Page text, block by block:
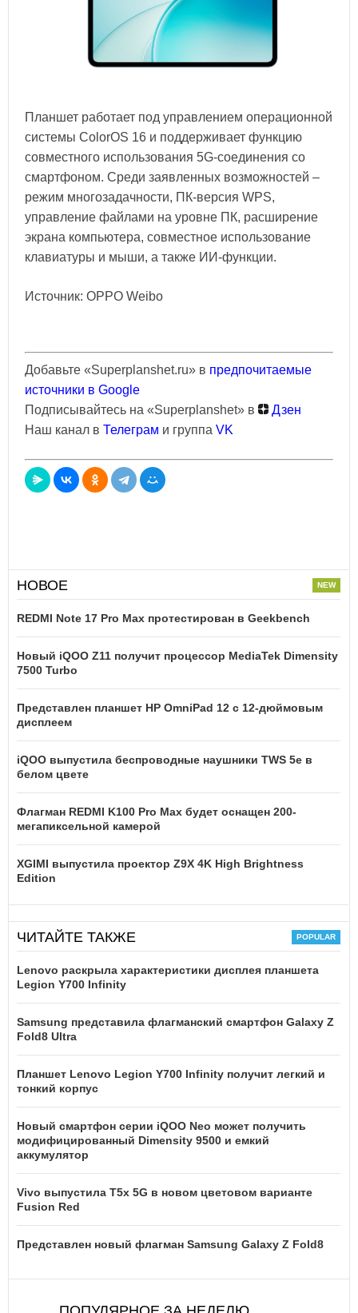
Планшет работает под управлением операционной
системы ColorOS 16 и поддерживает функцию
совместного использования 5G-соединения со
смартфоном. Среди заявленных возможностей –
режим многозадачности, ПК-версия WPS,
управление файлами на уровне ПК, расширение
экрана компьютера, совместное использование
клавиатуры и мыши, а также ИИ-функции.
Источник: OPPO Weibo
Добавьте «Superplanshet.ru» в предпочитаемые
источники в Google
Подписывайтесь на «Superplanshet» в
Дзен
Наш канал в Телеграм и группа VK
НОВОЕ
REDMI Note 17 Pro Max протестирован в Geekbench
Новый iQOO Z11 получит процессор MediaTek Dimensity
7500 Turbo
Представлен планшет HP OmniPad 12 с 12-дюймовым
дисплеем
iQOO выпустила беспроводные наушники TWS 5e в
белом цвете
Флагман REDMI K100 Pro Max будет оснащен 200-
мегапиксельной камерой
XGIMI выпустила проектор Z9X 4K High Brightness
Edition
ЧИТАЙТЕ ТАКЖЕ
Lenovo раскрыла характеристики дисплея планшета
Legion Y700 Infinity
Samsung представила флагманский смартфон Galaxy Z
Fold8 Ultra
Планшет Lenovo Legion Y700 Infinity получит легкий и
тонкий корпус
Новый смартфон серии iQOO Neo может получить
модифицированный Dimensity 9500 и емкий
аккумулятор
Vivo выпустила T5x 5G в новом цветовом варианте
Fusion Red
Представлен новый флагман Samsung Galaxy Z Fold8